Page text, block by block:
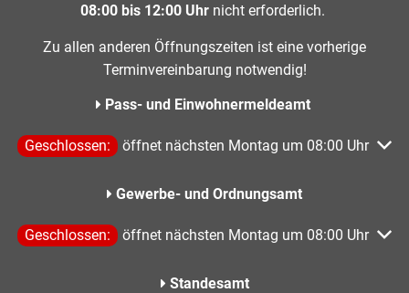
08:00 bis 12:00 Uhr nicht erforderlich.
Zu allen anderen Öffnungszeiten ist eine vorherige
Terminvereinbarung notwendig!
Pass- und Einwohnermeldeamt
Klicken, um weitere Öffnungs- oder Schließzeiten
Geschlossen: öffnet nächsten Montag um 08:00 Uhr
Gewerbe- und Ordnungsamt
Klicken, um weitere Öffnungs- oder Schließzeiten
Geschlossen: öffnet nächsten Montag um 08:00 Uhr
Standesamt